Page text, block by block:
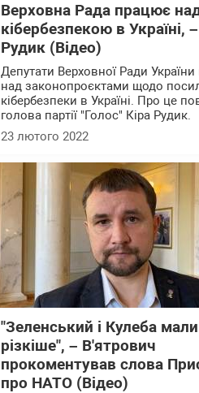
Верховна Рада працює
кібербезпекою в Україні,
Рудик (Відео)
Депутати Верховної Ради
над законопроєктами щодо
кібербезпеки в Україні. Про це
голова партії "Голос" Кіра Рудик.
23 лютого 2022
"Зеленський і Кулеба
різкіше", – В'ятрович
прокоментував слова
про НАТО (Відео)